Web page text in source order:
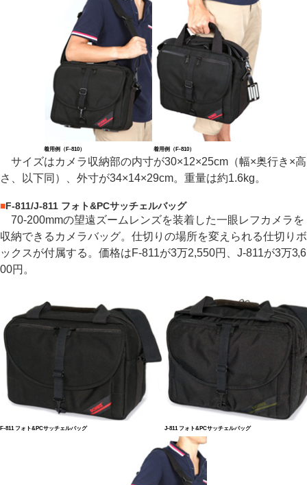
着用例（F-810） 着用例（F-810）
サイズはカメラ収納部の内寸が30×12×25cm（幅×奥行き×高
さ、以下同）、外寸が34×14×29cm。重量は約1.6kg。
■F-811/J-811 フォト&PCサッチェルバッグ
70-200mmの望遠ズームレンズを装着した一眼レフカメラを
収納できるカメラバッグ。仕切りの場所を変えられる仕切りボ
ックスが付属する。価格はF-811が3万2,550円、J-811が3万3,6
00円。
F-811 フォト&PCサッチェルバッグ J-811 フォト&PCサッチェルバッグ